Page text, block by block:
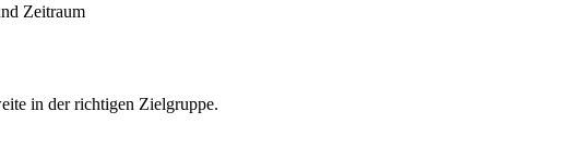
Zeitraum
in der richtigen Zielgruppe.